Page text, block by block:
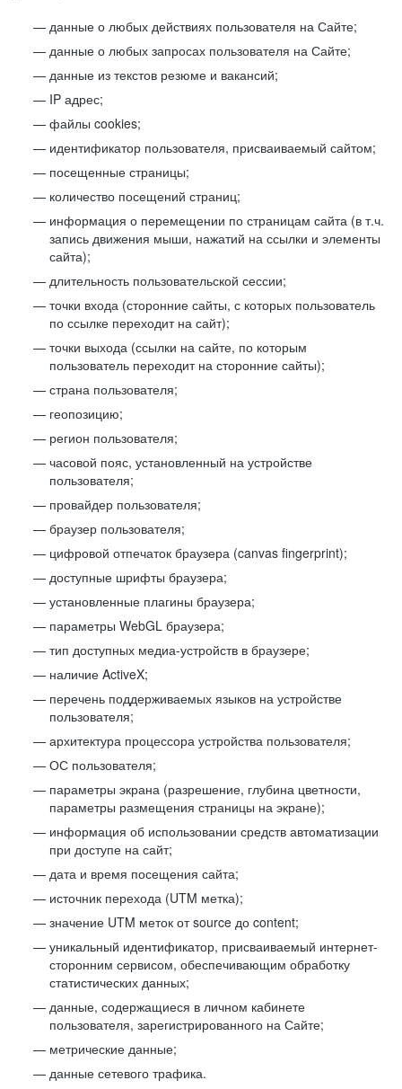
данные о любых действиях пользователя на Сайте;
данные о любых запросах пользователя на Сайте;
данные из текстов резюме и вакансий;
IP адрес;
файлы cookies;
идентификатор пользователя, присваиваемый сайтом;
посещенные страницы;
количество посещений страниц;
информация о перемещении по страницам сайта (в т.ч.
запись движения мыши, нажатий на ссылки и элементы
сайта);
длительность пользовательской сессии;
точки входа (сторонние сайты, с которых пользователь
по ссылке переходит на сайт);
точки выхода (ссылки на сайте, по которым
пользователь переходит на сторонние сайты);
страна пользователя;
геопозицию;
регион пользователя;
часовой пояс, установленный на устройстве
пользователя;
провайдер пользователя;
браузер пользователя;
цифровой отпечаток браузера (canvas fingerprint);
доступные шрифты браузера;
установленные плагины браузера;
параметры WebGL браузера;
тип доступных медиа-устройств в браузере;
наличие ActiveX;
перечень поддерживаемых языков на устройстве
пользователя;
архитектура процессора устройства пользователя;
ОС пользователя;
параметры экрана (разрешение, глубина цветности,
параметры размещения страницы на экране);
информация об использовании средств автоматизации
при доступе на сайт;
дата и время посещения сайта;
источник перехода (UTM метка);
значение UTM меток от source до content;
уникальный идентификатор, присваиваемый интернет-
сторонним сервисом, обеспечивающим обработку
статистических данных;
данные, содержащиеся в личном кабинете
пользователя, зарегистрированного на Сайте;
метрические данные;
данные сетевого трафика.